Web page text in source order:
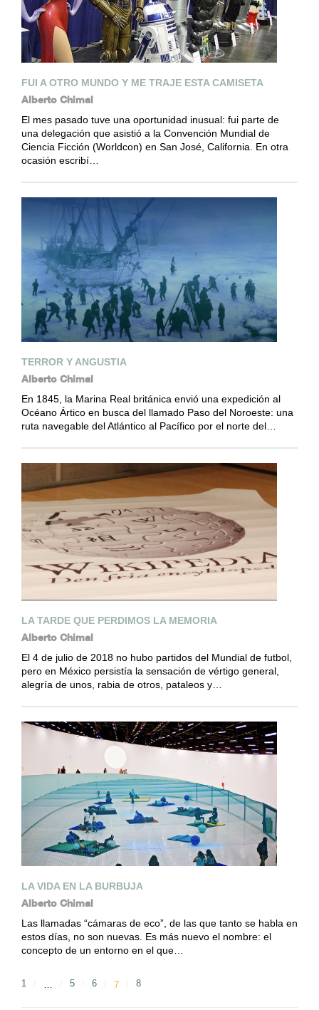
FUI A OTRO MUNDO Y ME TRAJE ESTA CAMISETA
Alberto Chimal
El mes pasado tuve una oportunidad inusual: fui parte de
una delegación que asistió a la Convención Mundial de
Ciencia Ficción (Worldcon) en San José, California. En otra
ocasión escribí…
TERROR Y ANGUSTIA
Alberto Chimal
En 1845, la Marina Real británica envió una expedición al
Océano Ártico en busca del llamado Paso del Noroeste: una
ruta navegable del Atlántico al Pacífico por el norte del…
LA TARDE QUE PERDIMOS LA MEMORIA
Alberto Chimal
El 4 de julio de 2018 no hubo partidos del Mundial de futbol,
pero en México persistía la sensación de vértigo general,
alegría de unos, rabia de otros, pataleos y…
LA VIDA EN LA BURBUJA
Alberto Chimal
Las llamadas “cámaras de eco”, de las que tanto se habla en
estos días, no son nuevas. Es más nuevo el nombre: el
concepto de un entorno en el que…
1 … 5 6 7 8